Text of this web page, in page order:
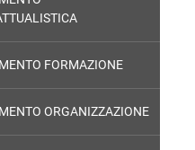
FORMAZIONE
ORGANIZZAZIONE